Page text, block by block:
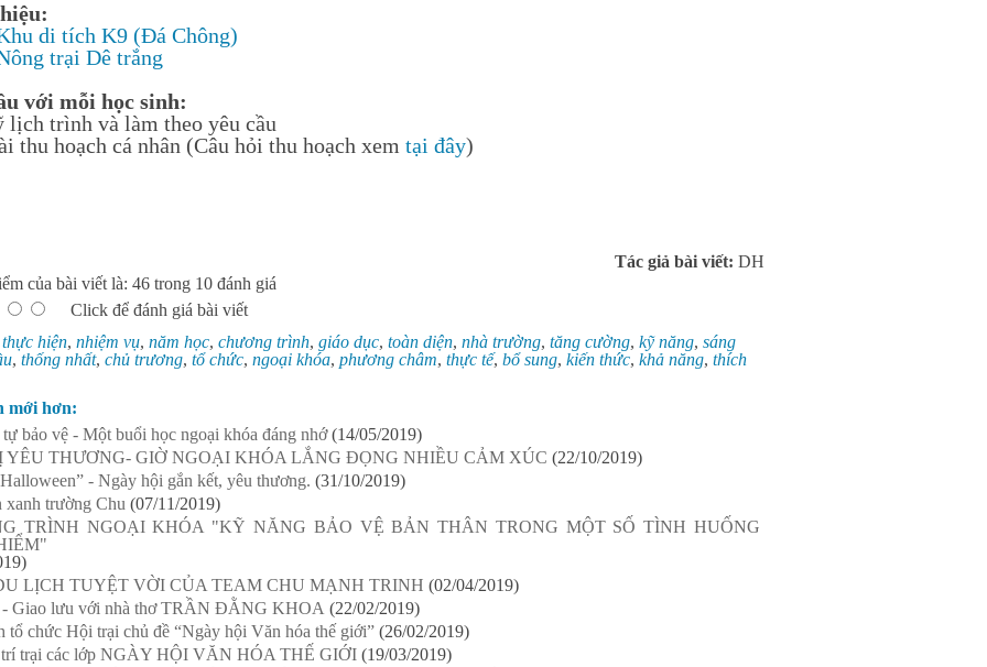
di tích K9 (Đá Chông)
trại Dê trắng
với mỗi học sinh:
lịch trình và làm theo yêu cầu
thu hoạch cá nhân (Câu hỏi thu hoạch xem tại đây)
Tác giả bài viết: DH
của bài viết là: 46 trong 10 đánh giá
Click để đánh giá bài viết
thực hiện, nhiệm vụ, năm học, chương trình, giáo dục, toàn diện, nhà trường, tăng cường, kỹ năng, sáng
, thống nhất, chủ trương, tổ chức, ngoại khóa, phương châm, thực tế, bổ sung, kiến thức, khả năng, thích
mới hơn:
bảo vệ - Một buổi học ngoại khóa đáng nhớ (14/05/2019)
YÊU THƯƠNG- GIỜ NGOẠI KHÓA LẮNG ĐỌNG NHIỀU CẢM XÚC (22/10/2019)
- Ngày hội gắn kết, yêu thương. (31/10/2019)
xanh trường Chu (07/11/2019)
TRÌNH NGOẠI KHÓA "KỸ NĂNG BẢO VỆ BẢN THÂN TRONG MỘT SỐ TÌNH HUỐNG
LỊCH TUYỆT VỜI CỦA TEAM CHU MẠNH TRINH (02/04/2019)
- Giao lưu với nhà thơ TRẦN ĐẰNG KHOA (22/02/2019)
tổ chức Hội trại chủ đề “Ngày hội Văn hóa thế giới” (26/02/2019)
trí trại các lớp NGÀY HỘI VĂN HÓA THẾ GIỚI (19/03/2019)